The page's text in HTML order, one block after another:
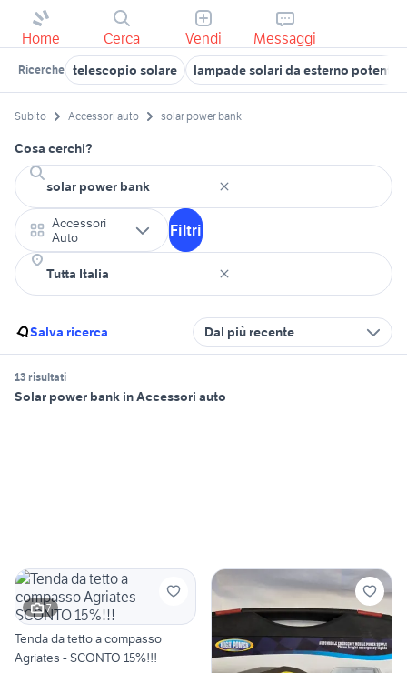
Home Cerca Vendi Messaggi
Ricerche telescopio solare lampade solari da esterno potenti
Subito Accessori auto solar power bank
Cosa cerchi?
Accessori
Auto
Filtri
Salva ricerca Dal più recente
13 risultati
Solar power bank in Accessori auto
7
Tenda da tetto a compasso
Agriates - SCONTO 15%!!!